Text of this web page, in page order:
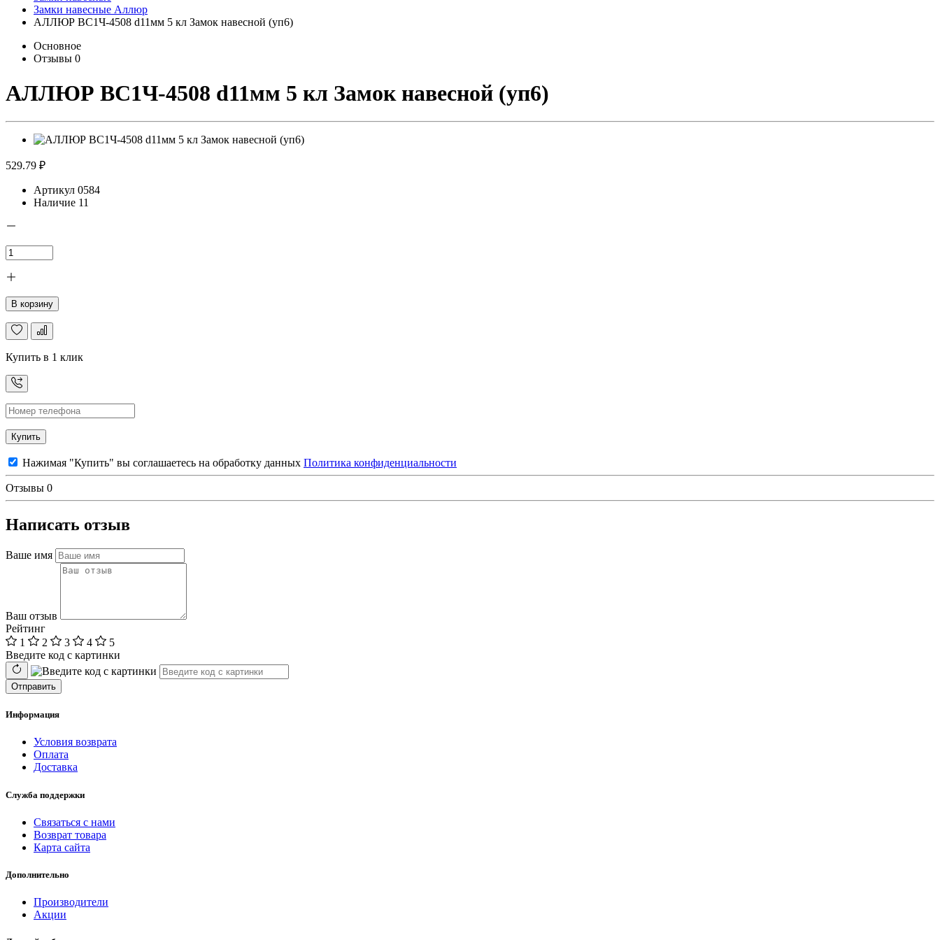
Замки навесные Аллюр
АЛЛЮР ВС1Ч-4508 d11мм 5 кл Замок навесной (уп6)
Основное
Отзывы 0
АЛЛЮР ВС1Ч-4508 d11мм 5 кл Замок навесной (уп6)
529.79 ₽
Артикул 0584
Наличие 11
В корзину
Купить в 1 клик
Купить
Нажимая "Купить" вы соглашаетесь на обработку данных Политика конфиденциальности
Отзывы 0
Написать отзыв
Ваше имя
Ваш отзыв
Рейтинг
1
2 3 4
5
Введите код с картинки
Отправить
Информация
Условия возврата
Оплата
Доставка
Служба поддержки
Связаться с нами
Возврат товара
Карта сайта
Дополнительно
Производители
Акции